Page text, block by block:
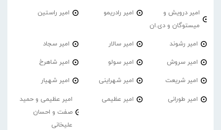
امیر درویش و
میستوگان و دی.ان
امیر رادریمو امیر راستین
امیر رشوند امیر سالار امیر سجاد
امیر سروش امیر سولو امیر شاهرخ
امیر شریعت امیر شهراینی امیر شهیار
امیر طورانی امیر عظیمی
امیر عظیمی و حمید
صفت و احسان
علیخانی